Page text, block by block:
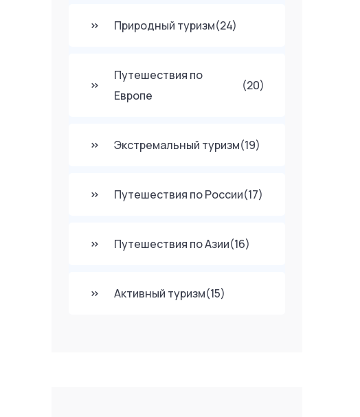
Природный туризм(24)
Путешествия по
Европе
(20)
Экстремальный туризм(19)
Путешествия по России(17)
Путешествия по Азии(16)
Активный туризм(15)